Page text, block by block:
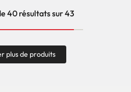
40 résultats sur 43
plus de produits